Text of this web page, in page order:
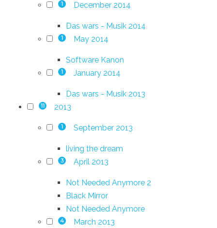
1 December 2014
Das wars - Musik 2014
1 May 2014
Software Kanon
1 January 2014
Das wars - Musik 2013
11 2013
1 September 2013
living the dream
3 April 2013
Not Needed Anymore 2
Black Mirror
Not Needed Anymore
4 March 2013